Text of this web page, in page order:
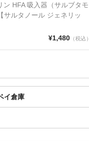
ン HFA 吸入器（サルブタモ
サルタノール ジェネリッ
¥1,480（税込）
イ倉庫